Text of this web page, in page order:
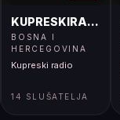
KUPRESKIRADIO
BOSNA I
HERCEGOVINA
Kupreski radio
14 SLUŠATELJA